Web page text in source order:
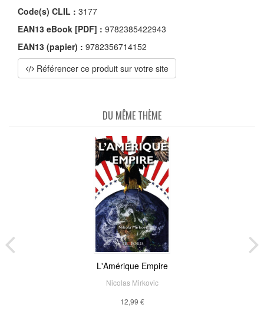
Code(s) CLIL : 3177
EAN13 eBook [PDF] : 9782385422943
EAN13 (papier) : 9782356714152
Référencer ce produit sur votre site
DU MÊME THÈME
L'Amérique Empire
Nicolas Mirkovic
12,99 €